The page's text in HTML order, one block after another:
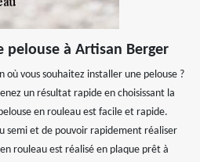
pelouse à Artisan Berger
où vous souhaitez installer une pelouse ?
un résultat rapide en choisissant la
en rouleau est facile et rapide.
semi et de pouvoir rapidement réaliser
rouleau est réalisé en plaque prêt à